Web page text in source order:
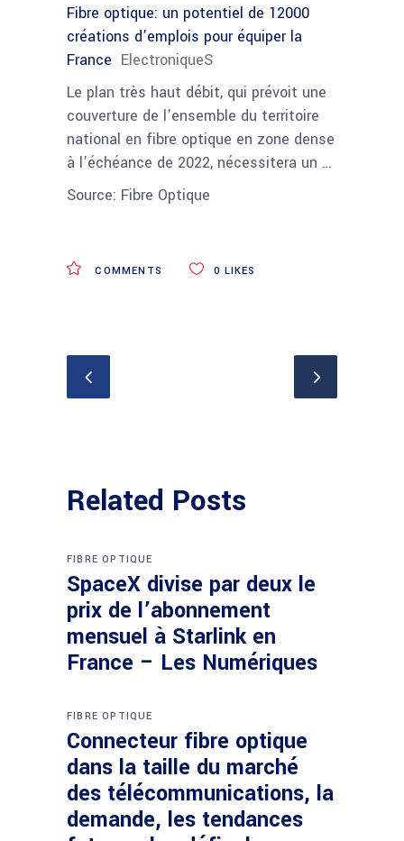
Fibre optique: un potentiel de 12000
créations d’emplois pour équiper la
France ElectroniqueS
Le plan très haut débit, qui prévoit une
couverture de l’ensemble du territoire
national en fibre optique en zone dense
à l’échéance de 2022, nécessitera un …
Source: Fibre Optique
COMMENTS 0 LIKES
Related Posts
FIBRE OPTIQUE
SpaceX divise par deux le
prix de l’abonnement
mensuel à Starlink en
France – Les Numériques
FIBRE OPTIQUE
Connecteur fibre optique
dans la taille du marché
des télécommunications, la
demande, les tendances